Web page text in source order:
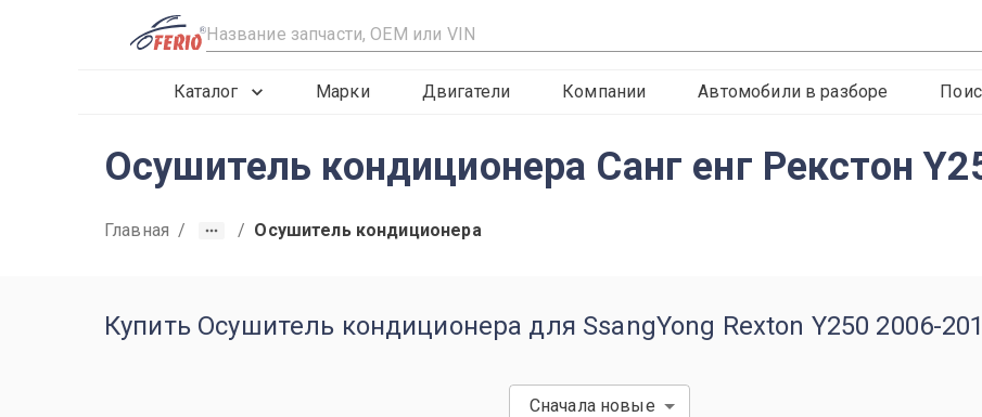
R
Каталог Марки Двигатели Компании Автомобили в разборе
Осушитель кондиционера Санг енг Рекстон
Главная / / Осушитель кондиционера
Купить Осушитель кондиционера для SsangYong Rexton Y250 2006-
Сначала новые